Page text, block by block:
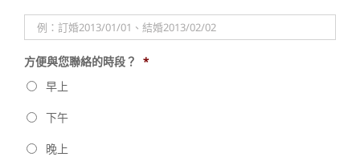
方便與您聯絡的時段？ *
早上
下午
晚上